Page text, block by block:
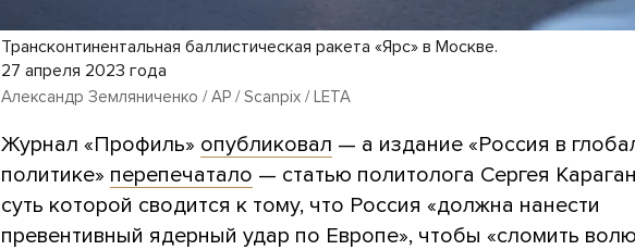
Трансконтинентальная баллистическая ракета «Ярс» в Москве.
27 апреля 2023 года
Александр Земляниченко / AP / Scanpix / LETA
Журнал «Профиль» опубликовал — а издание «Россия в
политике» перепечатало — статью политолога Сергея
суть которой сводится к тому, что Россия «должна нанести
превентивный ядерный удар по Европе», чтобы «сломить волю